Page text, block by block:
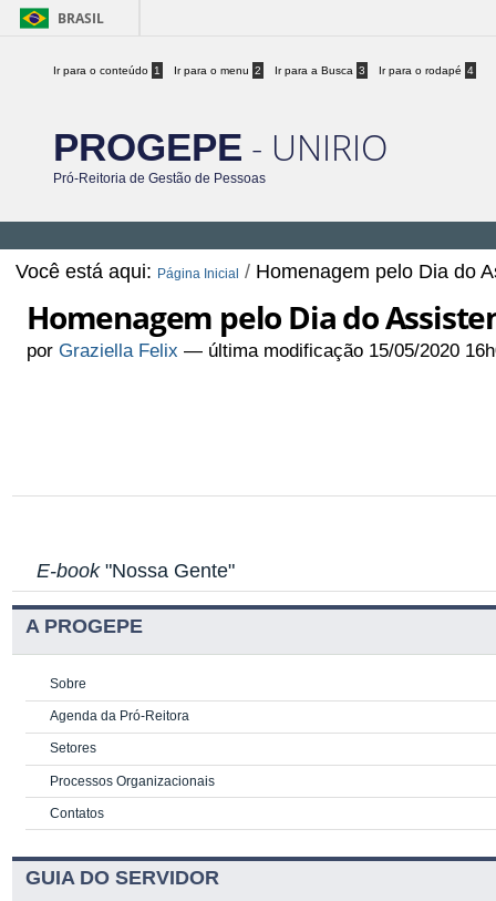
BRASIL
Ir para o conteúdo 1 Ir para o menu 2 Ir para a Busca 3 Ir para o rodapé 4
PROGEPE - UNIRIO
Pró-Reitoria de Gestão de Pessoas
Você está aqui: Página Inicial / Homenagem pelo Dia do
Homenagem pelo Dia do
porGraziella Felix — última modificação 15/05/2020
E-book"Nossa Gente"
A PROGEPE
Sobre
Agenda da Pró-Reitora
Setores
Processos Organizacionais
Contatos
GUIA DO SERVIDOR